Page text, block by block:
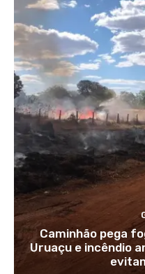
Caminhão pega
Uruaçu e incêndio